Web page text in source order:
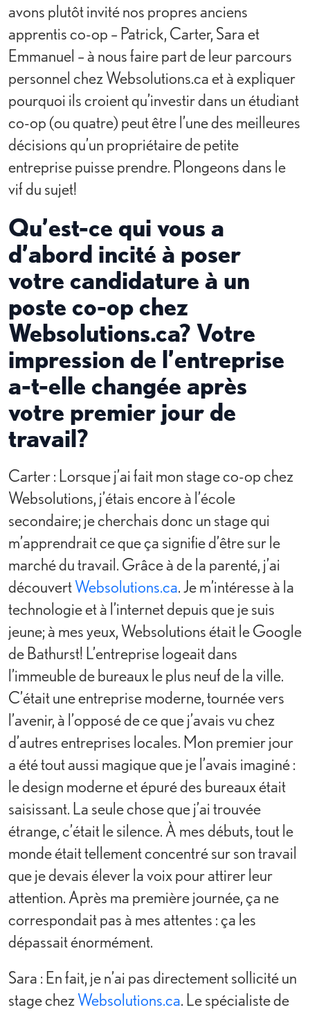
avons plutôt invité nos propres anciens
apprentis co-op – Patrick, Carter, Sara et
Emmanuel – à nous faire part de leur parcours
personnel chez Websolutions.ca et à expliquer
pourquoi ils croient qu’investir dans un étudiant
co-op (ou quatre) peut être l’une des meilleures
décisions qu’un propriétaire de petite
entreprise puisse prendre. Plongeons dans le
vif du sujet!
Qu’est-ce qui vous a
d’abord incité à poser
votre candidature à un
poste co-op chez
Websolutions.ca? Votre
impression de l’entreprise
a-t-elle changée après
votre premier jour de
travail?
Carter : Lorsque j’ai fait mon stage co-op chez
Websolutions, j’étais encore à l’école
secondaire; je cherchais donc un stage qui
m’apprendrait ce que ça signifie d’être sur le
marché du travail. Grâce à de la parenté, j’ai
découvertWebsolutions.ca. Je m’intéresse à la
technologie et à l’internet depuis que je suis
jeune; à mes yeux, Websolutions était le Google
de Bathurst! L’entreprise logeait dans
l’immeuble de bureaux le plus neuf de la ville.
C’était une entreprise moderne, tournée vers
l’avenir, à l’opposé de ce que j’avais vu chez
d’autres entreprises locales. Mon premier jour
a été tout aussi magique que je l’avais imaginé :
le design moderne et épuré des bureaux était
saisissant. La seule chose que j’ai trouvée
étrange, c’était le silence. À mes débuts, tout le
monde était tellement concentré sur son travail
que je devais élever la voix pour attirer leur
attention. Après ma première journée, ça ne
correspondait pas à mes attentes : ça les
dépassait énormément.
Sara : En fait, je n’ai pas directement sollicité un
stage chezWebsolutions.ca. Le spécialiste de